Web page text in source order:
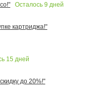
Осталось 9 дней
картриджа!"
15 дней
до 20%!"